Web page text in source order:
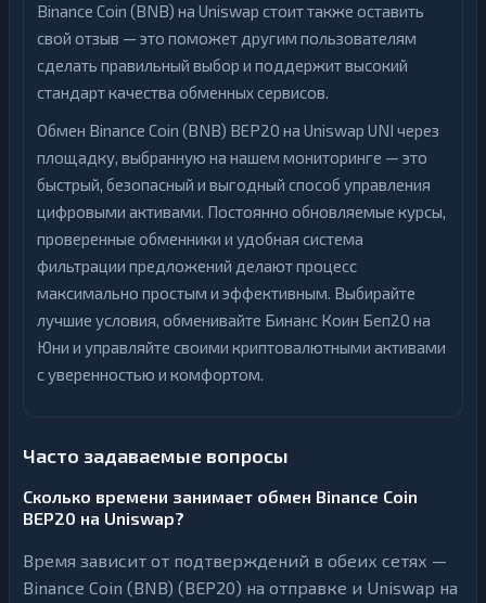
Binance Coin (BNB) на Uniswap стоит также оставить
свой отзыв — это поможет другим пользователям
сделать правильный выбор и поддержит высокий
стандарт качества обменных сервисов.
Обмен Binance Coin (BNB) BEP20 на Uniswap UNI через
площадку, выбранную на нашем мониторинге — это
быстрый, безопасный и выгодный способ управления
цифровыми активами. Постоянно обновляемые курсы,
проверенные обменники и удобная система
фильтрации предложений делают процесс
максимально простым и эффективным. Выбирайте
лучшие условия, обменивайте Бинанс Коин Беп20 на
Юни и управляйте своими криптовалютными активами
с уверенностью и комфортом.
Часто задаваемые вопросы
Сколько времени занимает обмен Binance Coin
BEP20 на Uniswap?
Время зависит от подтверждений в обеих сетях —
Binance Coin (BNB) (BEP20) на отправке и Uniswap на